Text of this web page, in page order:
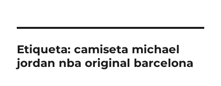
Etiqueta:camiseta michael
jordan nba original barcelona